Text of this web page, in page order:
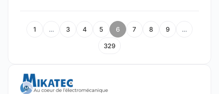
1 … 3 4 5 6 7 8 9 …
329